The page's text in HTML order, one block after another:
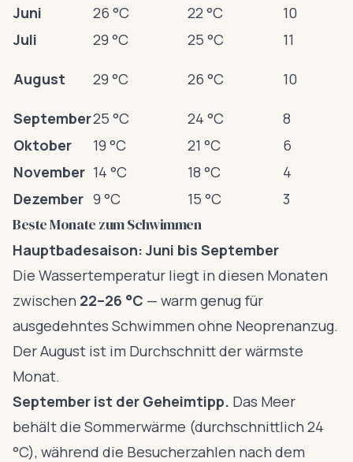
Juni 26 °C 22 °C
10
Juli
29 °C 25 °C 11
August 29 °C 26 °C 10
September25 °C 24 °C
8
Oktober
19 °C 21 °C
6
November 14 °C 18 °C
4
Dezember 9 °C 15 °C 3
Beste Monate zum Schwimmen
Hauptbadesaison: Juni bis September
Die Wassertemperatur liegt in diesen Monaten
zwischen 22–26 °C — warm genug für
ausgedehntes Schwimmen ohne Neoprenanzug.
Der August ist im Durchschnitt der wärmste
Monat.
September ist der Geheimtipp. Das Meer
behält die Sommerwärme (durchschnittlich 24
°C), während die Besucherzahlen nach dem